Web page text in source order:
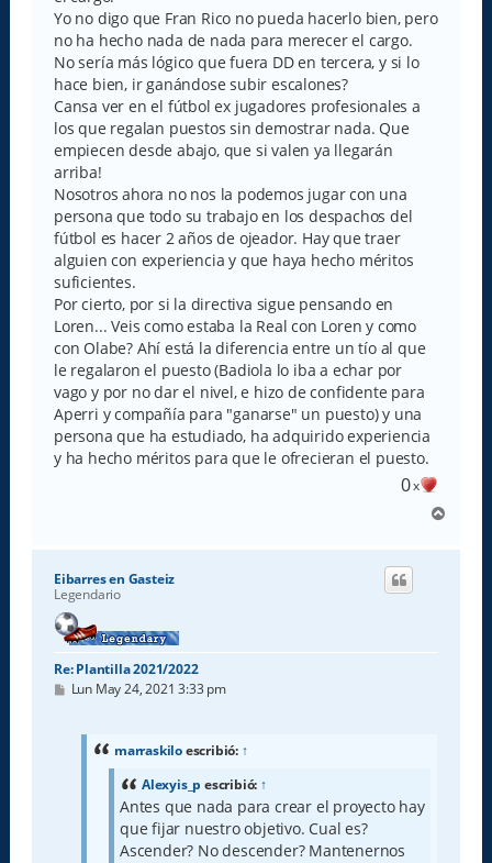
Yo no digo que Fran Rico no pueda hacerlo bien, pero
no ha hecho nada de nada para merecer el cargo.
No sería más lógico que fuera DD en tercera, y si lo
hace bien, ir ganándose subir escalones?
Cansa ver en el fútbol ex jugadores profesionales a
los que regalan puestos sin demostrar nada. Que
empiecen desde abajo, que si valen ya llegarán
arriba!
Nosotros ahora no nos la podemos jugar con una
persona que todo su trabajo en los despachos del
fútbol es hacer 2 años de ojeador. Hay que traer
alguien con experiencia y que haya hecho méritos
suficientes.
Por cierto, por si la directiva sigue pensando en
Loren... Veis como estaba la Real con Loren y como
con Olabe? Ahí está la diferencia entre un tío al que
le regalaron el puesto (Badiola lo iba a echar por
vago y por no dar el nivel, e hizo de confidente para
Aperri y compañía para "ganarse" un puesto) y una
persona que ha estudiado, ha adquirido experiencia
y ha hecho méritos para que le ofrecieran el puesto.
0x
r
Eibarres en Gasteiz
Legendario
Re: Plantilla 2021/2022
M
Lun May 24, 2021 3:33 pm
marraskiloescribió: ↑
Alexyis_p escribió: ↑
Antes que nada para crear el proyecto hay
que fijar nuestro objetivo. Cual es?
Ascender? No descender? Mantenernos